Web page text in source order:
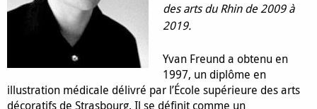
des arts du Rhin de 2009 à
2019.
Yvan Freund a obtenu en
1997, un diplôme en
illustration médicale délivré par l’École supérieure des arts
décoratifs de Strasbourg. Il se définit comme un